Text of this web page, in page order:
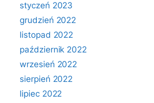
styczeń 2023
grudzień 2022
listopad 2022
październik 2022
wrzesień 2022
sierpień 2022
lipiec 2022